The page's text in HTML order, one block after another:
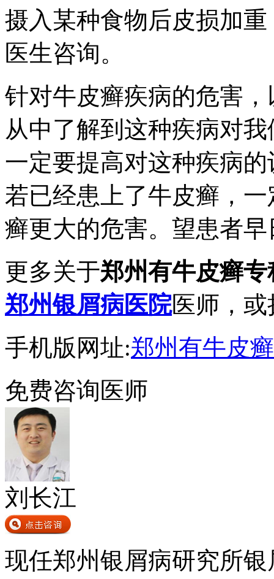
摄入某种食物后皮损加
医生咨询。
针对牛皮癣疾病的危害
从中了解到这种疾病对
一定要提高对这种疾病
若已经患上了牛皮癣，
癣更大的危害。望患者
更多关于郑州有牛皮癣
郑州银屑病医院医师，或
手机版网址:郑州有牛皮
免费咨询医师
刘长江
现任郑州银屑病研究所